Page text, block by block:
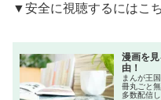
▼安全に視聴するにはこ
漫画を
由！
まんが王
冊丸ごと
多数配信